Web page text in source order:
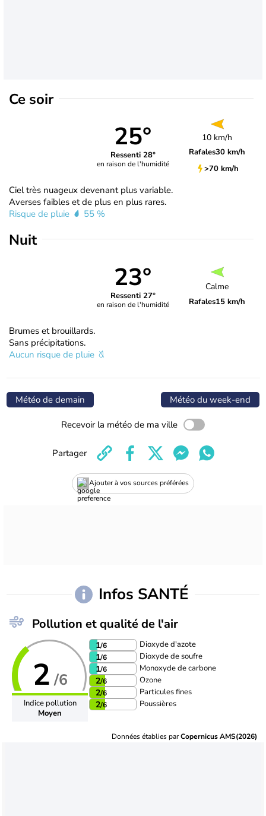
Ce soir
25°
Ressenti 28°
en raison de l'humidité
10 km/h
Rafales30 km/h
>70 km/h
Ciel très nuageux devenant plus variable.
Averses faibles et de plus en plus rares.
Risque de pluie
55 %
Nuit
23°
Ressenti 27°
en raison de l'humidité
Calme
Rafales15 km/h
Brumes et brouillards.
Sans précipitations.
Aucun risque de pluie
Météo de demain Météo du week-end
Recevoir la météo de ma ville
Ajouter à vos sources préférées
Partager
Infos SANTÉ
Pollution et qualité de l'air
2 /6
Indice pollution
Moyen
1/6 Dioxyde d'azote
1/6 Dioxyde de soufre
1/6 Monoxyde de carbone
2/6 Ozone
2/6 Particules fines
2/6 Poussières
Données établies parCopernicus AMS(2026)